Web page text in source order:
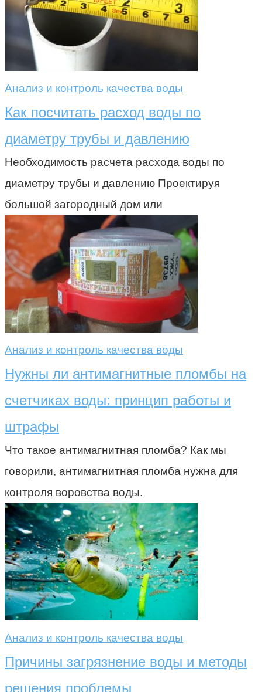
Анализ и контроль качества воды
Как посчитать расход воды по
диаметру трубы и давлению
Необходимость расчета расхода воды по
диаметру трубы и давлению Проектируя
большой загородный дом или
Анализ и контроль качества воды
Нужны ли антимагнитные пломбы на
счетчиках воды: принцип работы и
штрафы
Что такое антимагнитная пломба? Как мы
говорили, антимагнитная пломба нужна для
контроля воровства воды.
Анализ и контроль качества воды
Причины загрязнение воды и методы
решения проблемы